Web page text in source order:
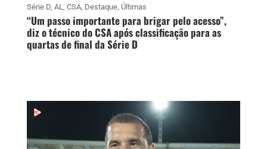
Série D, AL, CSA, Destaque, Últimas
“Um passo importante para brigar pelo acesso”,
diz o técnico do CSA após classificação para as
quartas de final da Série D